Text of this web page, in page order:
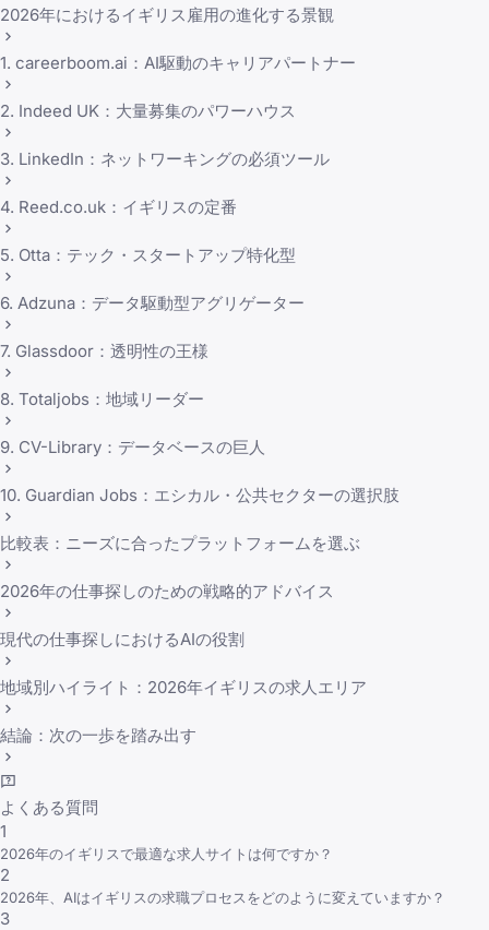
2026年におけるイギリス雇用の進化する景観
1. careerboom.ai：AI駆動のキャリアパートナー
2. Indeed UK：大量募集のパワーハウス
3. LinkedIn：ネットワーキングの必須ツール
4. Reed.co.uk：イギリスの定番
5. Otta：テック・スタートアップ特化型
6. Adzuna：データ駆動型アグリゲーター
7. Glassdoor：透明性の王様
8. Totaljobs：地域リーダー
9. CV-Library：データベースの巨人
10. Guardian Jobs：エシカル・公共セクターの選択肢
比較表：ニーズに合ったプラットフォームを選ぶ
2026年の仕事探しのための戦略的アドバイス
現代の仕事探しにおけるAIの役割
地域別ハイライト：2026年イギリスの求人エリア
結論：次の一歩を踏み出す
よくある質問
1
2026年のイギリスで最適な求人サイトは何ですか？
2
2026年、AIはイギリスの求職プロセスをどのように変えていますか？
3